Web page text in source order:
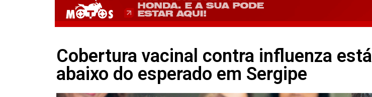
Cobertura vacinal contra influenza está
abaixo do esperado em Sergipe